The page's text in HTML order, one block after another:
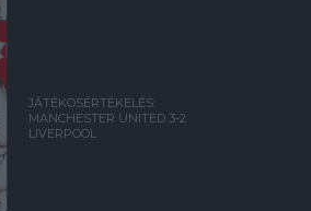
JÁTÉKOSÉRTÉKELÉS:
MANCHESTER UNITED 3-2
LIVERPOOL